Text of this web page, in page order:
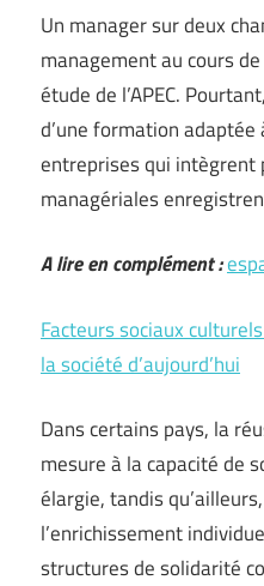
Un manager sur deux
management au cours
étude de l’APEC.
d’une formation adaptée
entreprises qui intègrent
managériales
A lire en complément :
Facteurs sociaux
la société d’aujourd’hui
Dans certains pays, la
mesure à la capacité de
élargie, tandis
l’enrichissement
structures de solidarité